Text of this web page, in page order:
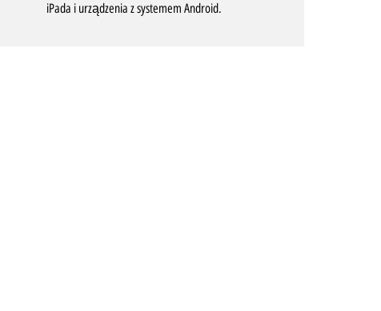
iPada i urządzenia z systemem Android.